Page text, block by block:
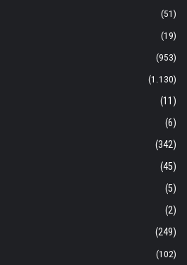
(51)
(19)
(953)
(1.130)
(11)
(6)
(342)
(45)
(5)
(2)
(249)
(102)